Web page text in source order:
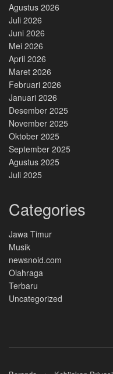
Agustus 2026
Juli 2026
Juni 2026
Mei 2026
April 2026
Maret 2026
Februari 2026
Januari 2026
Desember 2025
November 2025
Oktober 2025
September 2025
Agustus 2025
Juli 2025
Categories
Jawa Timur
Musik
newsnoid.com
Olahraga
Terbaru
Uncategorized